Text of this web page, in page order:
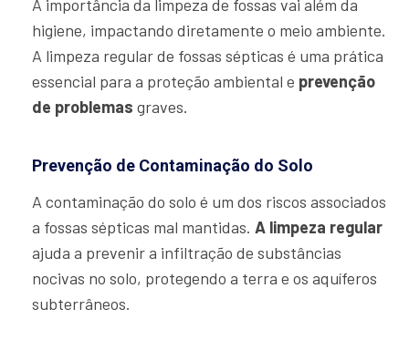
A importância da limpeza de fossas vai além da
higiene, impactando diretamente o meio ambiente.
A limpeza regular de fossas sépticas é uma prática
essencial para a proteção ambiental e prevenção
de problemas graves.
Prevenção de Contaminação do Solo
A contaminação do solo é um dos riscos associados
a fossas sépticas mal mantidas. A limpeza regular
ajuda a prevenir a infiltração de substâncias
nocivas no solo, protegendo a terra e os aquíferos
subterrâneos.